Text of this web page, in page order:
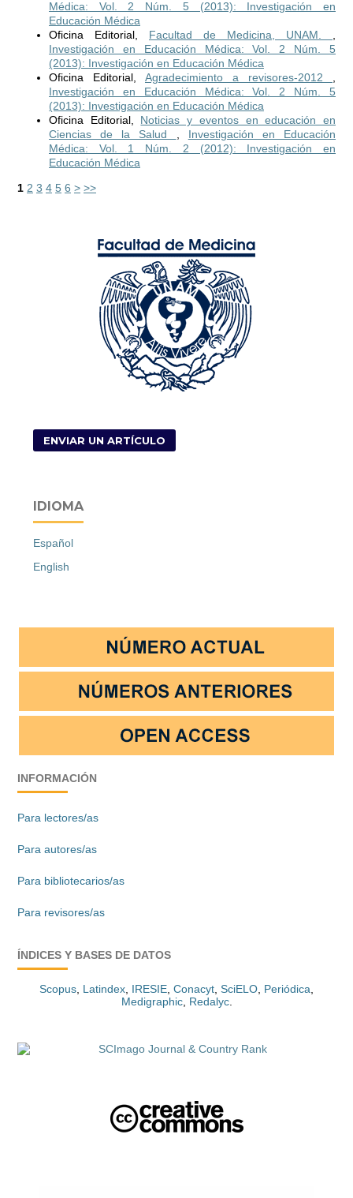
Médica: Vol. 2 Núm. 5 (2013): Investigación en
Educación Médica
Oficina Editorial, Facultad de Medicina, UNAM. ,
Investigación en Educación Médica: Vol. 2 Núm. 5
(2013): Investigación en Educación Médica
Oficina Editorial, Agradecimiento a revisores-2012 ,
Investigación en Educación Médica: Vol. 2 Núm. 5
(2013): Investigación en Educación Médica
Oficina Editorial, Noticias y eventos en educación en
Ciencias de la Salud , Investigación en Educación
Médica: Vol. 1 Núm. 2 (2012): Investigación en
Educación Médica
1 2 3 4 5 6 > >>
ENVIAR UN ARTÍCULO
IDIOMA
Español
English
INFORMACIÓN
Para lectores/as
Para autores/as
Para bibliotecarios/as
Para revisores/as
ÍNDICES Y BASES DE DATOS
Scopus, Latindex, IRESIE, Conacyt, SciELO, Periódica,
Medigraphic, Redalyc.